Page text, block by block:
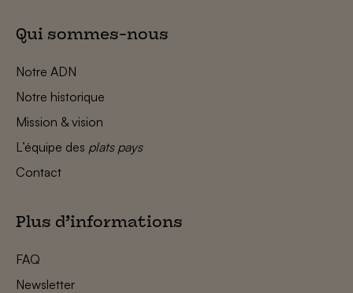
Qui sommes-nous
Notre ADN
Notre historique
Mission & vision
L’équipe des plats pays
Contact
Plus d’informations
FAQ
Newsletter